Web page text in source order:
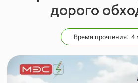
дорого
Время прочтения: 4